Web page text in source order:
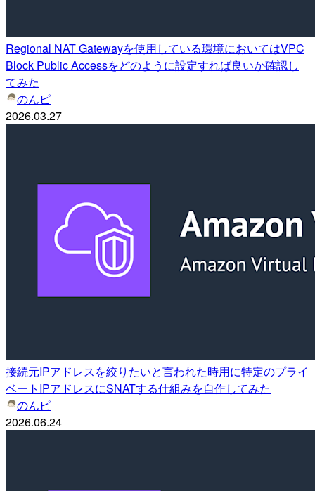
Regional NAT Gatewayを使用している環境においてはVPC
Block Public Accessをどのように設定すれば良いか確認し
てみた
のんピ
2026.03.27
接続元IPアドレスを絞りたいと言われた時用に特定のプライ
ベートIPアドレスにSNATする仕組みを自作してみた
のんピ
2026.06.24